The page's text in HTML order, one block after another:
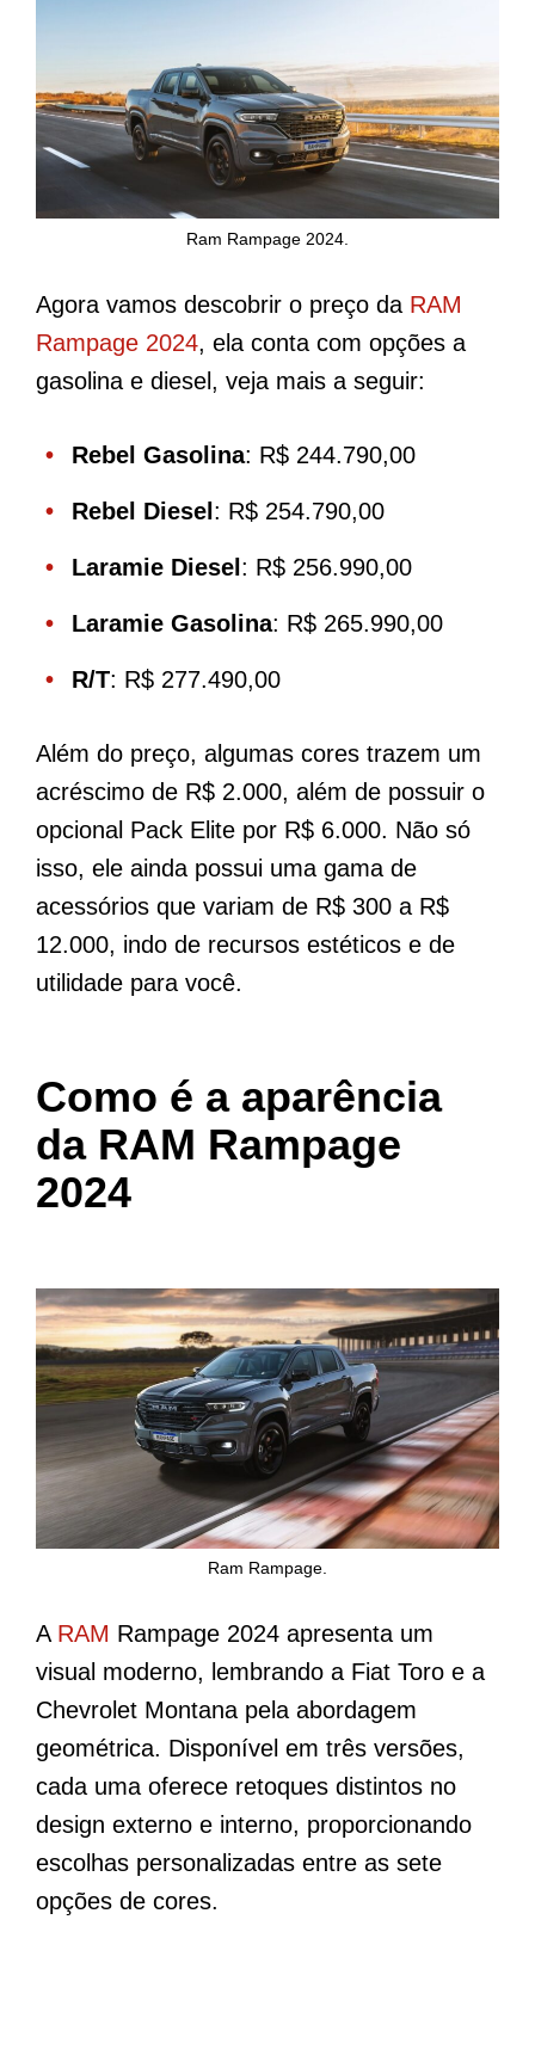
Ram Rampage 2024.
Agora vamos descobrir o preço da RAM
Rampage 2024, ela conta com opções a
gasolina e diesel, veja mais a seguir:
Rebel Gasolina: R$ 244.790,00
Rebel Diesel : R$ 254.790,00
Laramie Diesel : R$ 256.990,00
Laramie Gasolina: R$ 265.990,00
R/T: R$ 277.490,00
Além do preço, algumas cores trazem um
acréscimo de R$ 2.000, além de possuir o
opcional Pack Elite por R$ 6.000. Não só
isso, ele ainda possui uma gama de
acessórios que variam de R$ 300 a R$
12.000, indo de recursos estéticos e de
utilidade para você.
Como é a aparência
da RAM Rampage
2024
Ram Rampage.
A RAM Rampage 2024 apresenta um
visual moderno, lembrando a Fiat Toro e a
Chevrolet Montana pela abordagem
geométrica. Disponível em três versões,
cada uma oferece retoques distintos no
design externo e interno, proporcionando
escolhas personalizadas entre as sete
opções de cores.